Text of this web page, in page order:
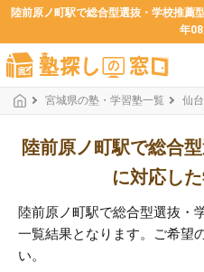
陸前原ノ町駅で総合型選抜・学校推薦
年08
宮城県の塾・学習塾一覧 仙
陸前原ノ町駅で総合
に対応し
陸前原ノ町駅で総合型選抜・
一覧結果となります。ご希望
い。